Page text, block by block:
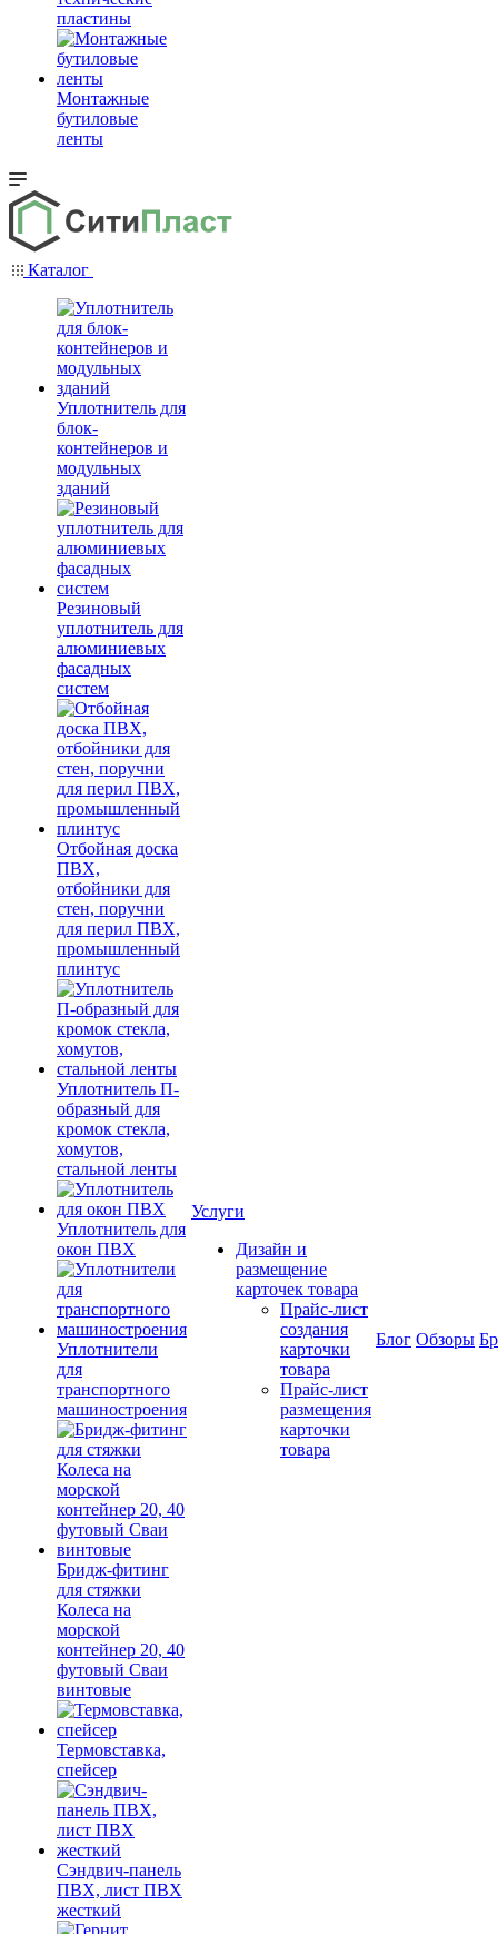
пластины
Монтажные
бутиловые
ленты
Каталог
Уплотнитель для
блок-
контейнеров и
модульных
зданий
Резиновый
уплотнитель для
алюминиевых
фасадных
систем
Отбойная доска
ПВХ,
отбойники для
стен, поручни
для перил ПВХ,
промышленный
плинтус
Уплотнитель П-
образный для
кромок стекла,
хомутов,
стальной ленты
Уплотнитель для
окон ПВХ
Уплотнители
для
транспортного
машиностроения
Бридж-фитинг
для стяжки
Колеса на
морской
контейнер 20, 40
футовый Сваи
винтовые
Термовставка,
спейсер
Сэндвич-панель
ПВХ, лист ПВХ
жесткий
Услуги
Дизайн и
размещение
карточек товара
Прайс-лист
создания
карточки
товара
Прайс-лист
размещения
карточки
товара
Блог Обзоры